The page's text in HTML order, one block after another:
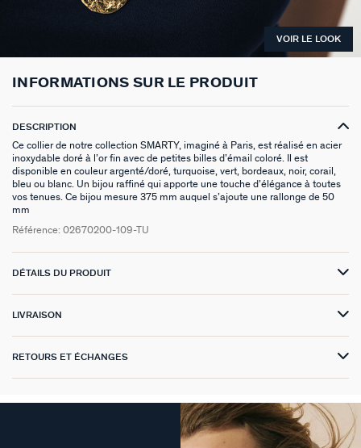
VOIR LE LOOK
INFORMATIONS SUR LE PRODUIT
DESCRIPTION
Ce collier de notre collection SMARTY, imaginé à Paris, est réalisé en acier
inoxydable doré à l’or fin avec de petites billes d’émail coloré. Il est
disponible en couleur argenté/doré, turquoise, vert, bordeaux, noir, corail,
bleu ou blanc. Un bijou raffiné qui apporte une touche d’élégance à toutes
vos tenues. Ce bijou mesure 375 mm auquel s’ajoute une rallonge de 50
mm
Référence: 02670200-109-TU
DÉTAILS DU PRODUIT
LIVRAISON
RETOURS ET ÉCHANGES